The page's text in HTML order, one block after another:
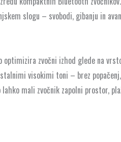
slogu – svobodi, gibanju in
zvočni izhod glede na
visokimi toni – brez
mali zvočnik zapolni prostor,